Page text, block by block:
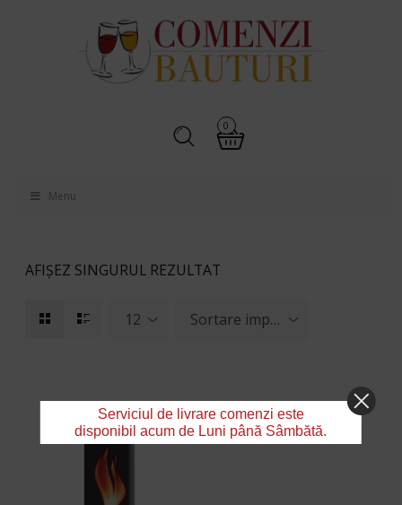
0
Menu
AFIȘEZ SINGURUL REZULTAT
12 Sortare implicită
Serviciul de livrare comenzi este
disponibil acum de Luni până Sâmbătă.